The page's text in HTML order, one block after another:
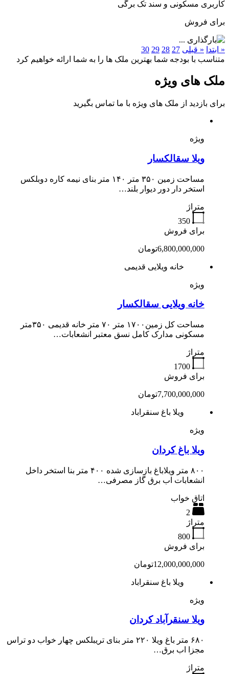
کاربری مسکونی و سند تک برگی
برای فروش
« ابتدا « قبلی 27
28
29
30
متناسب با بودجه شما بهترین ملک ها را به شما ارائه خواهیم کرد
ملک های ویژه
برای بازدید از ملک های ویژه با ما تماس بگیرید
ویژه
ویلا سقالکسار
مساحت زمین ۳۵۰ متر ۱۴۰ متر بنای نیمه کاره دوبلکس
استخر دار دور دیوار بلند…
متراژ
350
برای فروش
6,800,000,000تومان
خانه ویلایی قدیمی
ویژه
خانه ویلایی سقالکسار
مساحت کل زمین۱۷۰۰ متر ۷۰ متر خانه قدیمی ۳۵۰متر
مسکونی مدارک کامل نسق معتبر انشعابات…
متراژ
1700
برای فروش
7,700,000,000تومان
ویلا باغ سنقراباد
ویژه
ویلا باغ کردان
۸۰۰ متر ویلاباغ بازسازی شده ۴۰۰ متر بنا استخر داخل
انشعابات اب برق گاز مصرفی…
اتاق خواب
2
متراژ
800
برای فروش
12,000,000,000تومان
ویلا باغ سنقراباد
ویژه
ویلا سنقرآباد کردان
۶۸۰ متر باغ ویلا ۲۲۰ متر بنای تریبلکس چهار خواب دو تراس
مجزا اب برق…
متراژ